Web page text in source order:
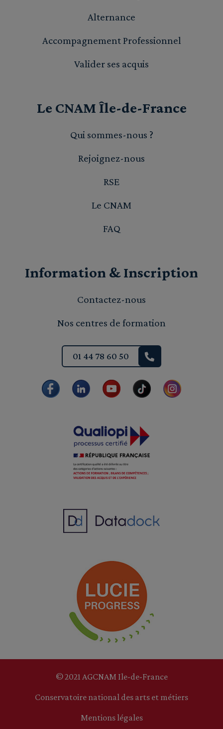
Alternance
Accompagnement Professionnel
Valider ses acquis
Le CNAM Île-de-France
Qui sommes-nous ?
Rejoignez-nous
RSE
Le CNAM
FAQ
Information & Inscription
Contactez-nous
Nos centres de formation
01 44 78 60 50
© 2021 AGCNAM Ile-de-France
Conservatoire national des arts et métiers
Mentions légales